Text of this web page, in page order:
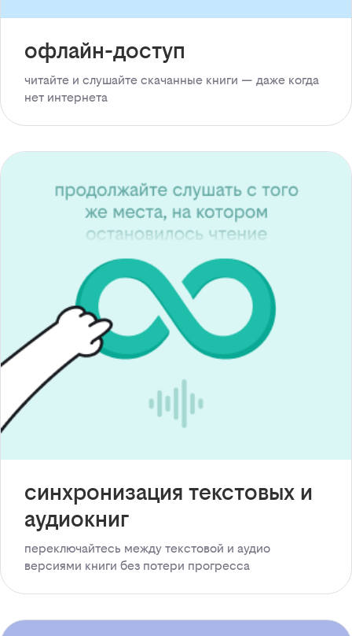
офлайн-доступ
читайте и слушайте скачанные книги — даже когда
нет интернета
синхронизация текстовых и
аудиокниг
переключайтесь между текстовой и аудио
версиями книги без потери прогресса